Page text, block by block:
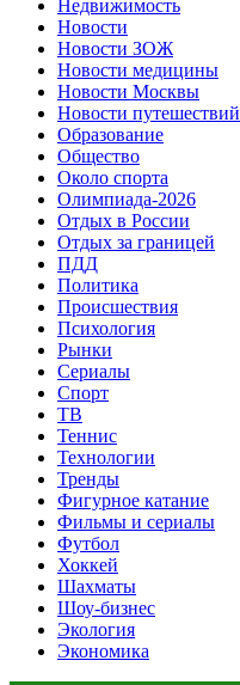
Недвижимость
Новости
Новости ЗОЖ
Новости медицины
Новости Москвы
Новости путешествий
Образование
Общество
Около спорта
Олимпиада-2026
Отдых в России
Отдых за границей
ПДД
Политика
Происшествия
Психология
Рынки
Сериалы
Спорт
ТВ
Теннис
Технологии
Тренды
Фигурное катание
Фильмы и сериалы
Футбол
Хоккей
Шахматы
Шоу-бизнес
Экология
Экономика